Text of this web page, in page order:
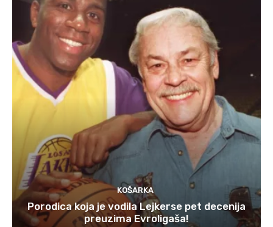
KOŠARKA
Porodica koja je vodila Lejkerse pet decenija
preuzima Evroligaša!